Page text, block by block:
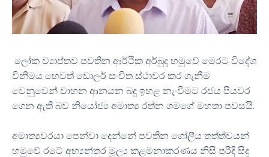
ලෝක ව්‍යාප්තව පවතින ආර්ථික අර්බුද හමුවේ මෙරට විදේශ
විනිමය හෙවත් ඩොලර් සංචිත ස්ථාවර කර ගැනීම
වෙනුවෙන් වාහන ආනයන බදු ඉහළ නැංවීමට රජය පියවර
ගෙන ඇති බව නියෝජ්‍ය අමාත්‍ය රත්න ගමගේ මහතා පවසයි.
අමාත්‍යවරයා පෙන්වා දෙන්නේ පවතින ගෝලීය තත්ත්වයන්
හමුවේ රටේ අභ්‍යන්තර මූල්‍ය කළමනාකරණය නිසි පරිදි සිදු